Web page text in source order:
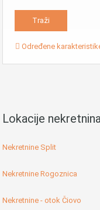
Određene
Lokacije
Nekretnine Split
Nekretnine Rogoznica
Nekretnine - otok Čiovo